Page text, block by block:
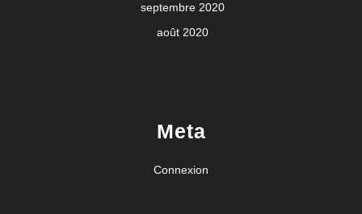
septembre 2020
août 2020
Meta
Connexion